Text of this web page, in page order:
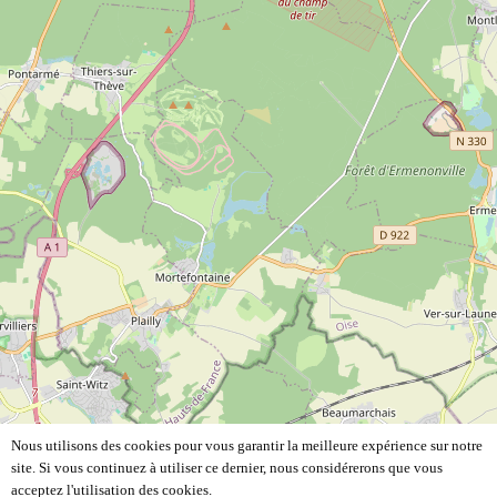
Nous utilisons des cookies pour vous garantir la meilleure expérience sur notre
site. Si vous continuez à utiliser ce dernier, nous considérerons que vous
acceptez l'utilisation des cookies.